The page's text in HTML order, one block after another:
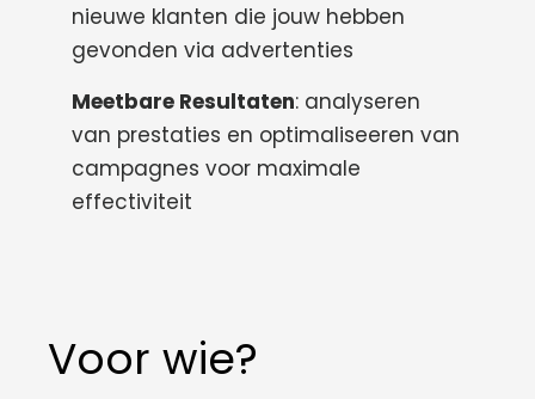
nieuwe klanten die jouw hebben
gevonden via advertenties
Meetbare Resultaten: analyseren
van prestaties en optimaliseeren van
campagnes voor maximale
effectiviteit
Voor wie?